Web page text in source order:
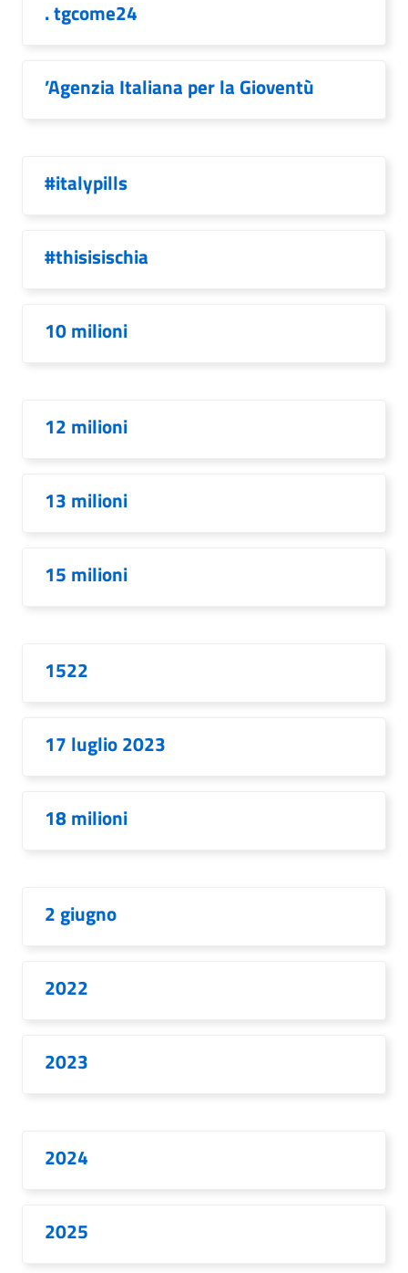
. tgcome24
’Agenzia Italiana per la Gioventù
#italypills
#thisisischia
10 milioni
12 milioni
13 milioni
15 milioni
1522
17 luglio 2023
18 milioni
2 giugno
2022
2023
2024
2025